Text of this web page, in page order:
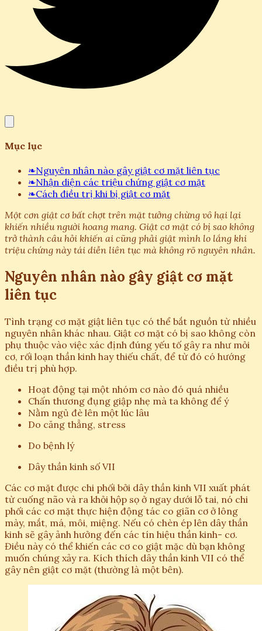
Mục lục
❧Nguyên nhân nào gây giật cơ mặt liên tục
❧Nhận diện các triệu chứng giật cơ mặt
❧Cách điều trị khi bị giật cơ mặt
Một cơn giật cơ bất chợt trên mặt tưởng chừng vô hại lại
khiến nhiều người hoang mang. Giật cơ mặt có bị sao không
trở thành câu hỏi khiến ai cũng phải giật mình lo lắng khi
triệu chứng này tái diễn liên tục mà không rõ nguyên nhân.
Nguyên nhân nào gây giật cơ mặt
liên tục
Tình trạng cơ mặt giật liên tục có thể bắt nguồn từ nhiều
nguyên nhân khác nhau. Giật cơ mặt có bị sao không còn
phụ thuộc vào việc xác định đúng yếu tố gây ra như mỏi
cơ, rối loạn thần kinh hay thiếu chất, để từ đó có hướng
điều trị phù hợp.
Hoạt động tại một nhóm cơ nào đó quá nhiều
Chấn thương đụng giập nhẹ mà ta không để ý
Nằm ngủ đè lên một lúc lâu
Do căng thẳng, stress
Do bệnh lý
Dây thần kinh số VII
Các cơ mặt được chi phối bởi dây thần kinh VII xuất phát
từ cuống não và ra khỏi hộp sọ ở ngay dưới lỗ tai, nó chi
phối các cơ mặt thực hiện động tác co giãn cơ ở lông
mày, mắt, má, môi, miệng. Nếu có chèn ép lên dây thần
kinh sẽ gây ảnh hưởng đến các tín hiệu thần kinh- cơ.
Điều này có thể khiến các cơ co giật mặc dù bạn không
muốn chúng xảy ra. Kích thích dây thần kinh VII có thể
gây nên giật cơ mặt (thường là một bên).